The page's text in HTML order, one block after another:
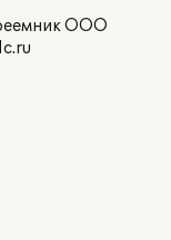
ООО